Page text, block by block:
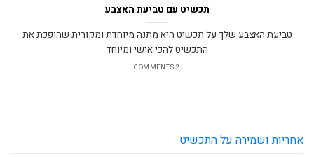
תכשיט עם טביעת האצבע
טביעת האצבע שלך על תכשיט היא מתנה מיוחדת ומקורית שהופכת את
התכשיט להכי אישי ומיוחד
2 COMMENTS
אחריות ושמירה על התכשיט